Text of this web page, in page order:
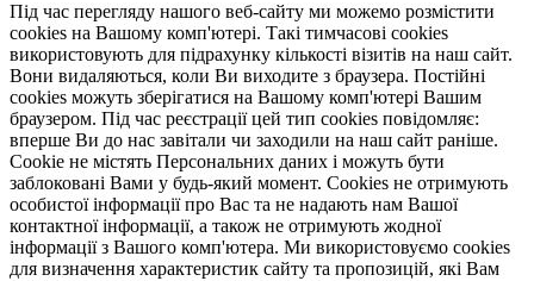
Під час перегляду нашого веб-сайту ми можемо розмістити
cookies на Вашому комп'ютері. Такі тимчасові cookies
використовують для підрахунку кількості візитів на наш сайт.
Вони видаляються, коли Ви виходите з браузера. Постійні
cookies можуть зберігатися на Вашому комп'ютері Вашим
браузером. Під час реєстрації цей тип cookies повідомляє:
вперше Ви до нас завітали чи заходили на наш сайт раніше.
Cookie не містять Персональних даних і можуть бути
заблоковані Вами у будь-який момент. Сookies не отримують
особистої інформації про Вас та не надають нам Вашої
контактної інформації, а також не отримують жодної
інформації з Вашого комп'ютера. Ми використовуємо cookies
для визначення характеристик сайту та пропозицій, які Вам